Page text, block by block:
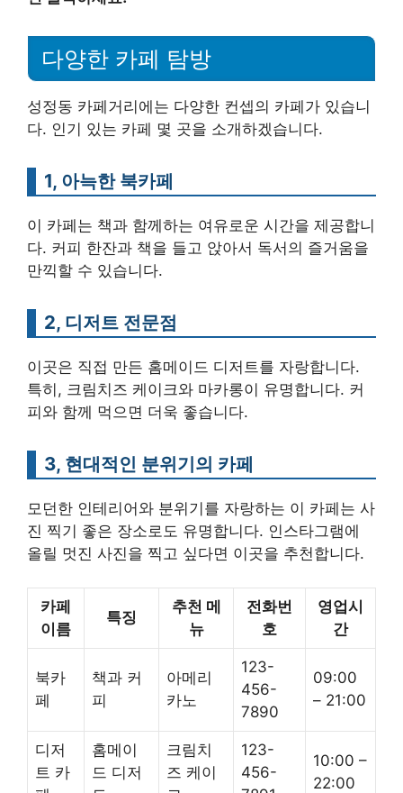
다양한 카페 탐방
성정동 카페거리에는 다양한 컨셉의 카페가 있습니
다. 인기 있는 카페 몇 곳을 소개하겠습니다.
1, 아늑한 북카페
이 카페는 책과 함께하는 여유로운 시간을 제공합니
다. 커피 한잔과 책을 들고 앉아서 독서의 즐거움을
만끽할 수 있습니다.
2, 디저트 전문점
이곳은 직접 만든 홈메이드 디저트를 자랑합니다.
특히, 크림치즈 케이크와 마카롱이 유명합니다. 커
피와 함께 먹으면 더욱 좋습니다.
3, 현대적인 분위기의 카페
모던한 인테리어와 분위기를 자랑하는 이 카페는 사
진 찍기 좋은 장소로도 유명합니다. 인스타그램에
올릴 멋진 사진을 찍고 싶다면 이곳을 추천합니다.
카페
이름
특징
추천 메
뉴
전화번
호
영업시
간
북카
페
책과 커
피
아메리
카노
123-
456-
7890
09:00
– 21:00
디저
트 카
홈메이
드 디저
크림치
즈 케이
123-
456-
10:00 –
22:00